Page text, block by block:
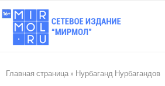
Главная страница » Нурбаганд Нурбагандов